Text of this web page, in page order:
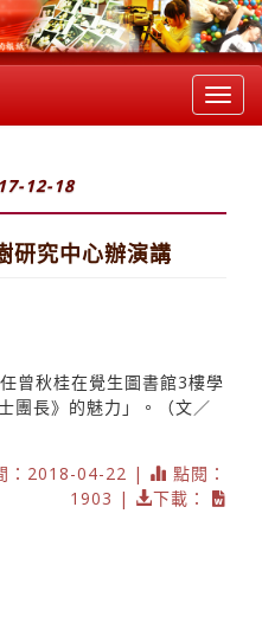
12-18
研究中心辦演講
曾秋桂在覺生圖書館3樓學
團長》的魅力」。（文／
：2018-04-22 |
點閱：
1903 |
下載：